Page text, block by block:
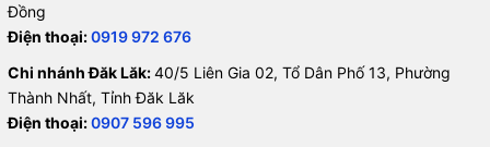
Đồng
Điện thoại:0919 972 676
Chi nhánh Đăk Lăk:40/5 Liên Gia 02, Tổ Dân Phố 13, Phường
Thành Nhất, Tỉnh Đăk Lăk
Điện thoại:0907 596 995